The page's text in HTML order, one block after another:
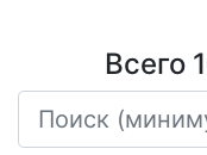
Всего